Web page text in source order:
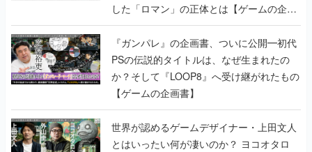
した「ロマン」の正体とは【ゲームの企画
書】
『ガンパレ』の企画書、ついに公開━初代
PSの伝説的タイトルは、なぜ生まれたの
か？そして『LOOP8』へ受け継がれたもの
【ゲームの企画書】
世界が認めるゲームデザイナー・上田文人
とはいったい何が凄いのか？ ヨコオタロ